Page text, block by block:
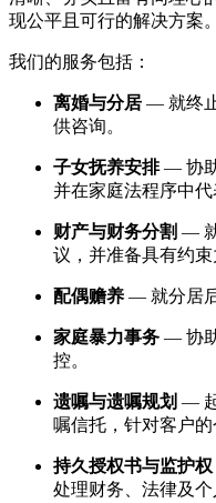
现公平且可行的解决方案。
我们的服务包括：
离婚与分居 — 就终
供咨询。
子女抚养安排— 协助
并在家庭法程序中代
财产与财务分割 —
议，并准备具有约束
配偶赡养 — 就分居
家庭暴力事务 — 协
控。
遗嘱与遗嘱规划 —
嘱信托，针对客户的
持久授权书与监护权
处理财务、法律及个